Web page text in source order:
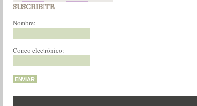
SUSCRIBITE
Nombre:
Correo electrónico: